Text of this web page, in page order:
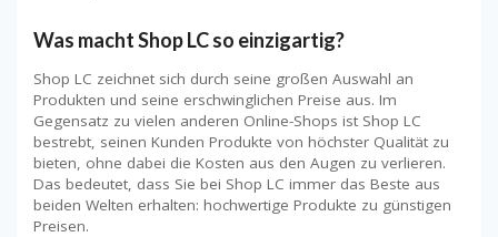
Was macht Shop LC so einzigartig?
Shop LC zeichnet sich durch seine großen Auswahl an
Produkten und seine erschwinglichen Preise aus. Im
Gegensatz zu vielen anderen Online-Shops ist Shop LC
bestrebt, seinen Kunden Produkte von höchster Qualität zu
bieten, ohne dabei die Kosten aus den Augen zu verlieren.
Das bedeutet, dass Sie bei Shop LC immer das Beste aus
beiden Welten erhalten: hochwertige Produkte zu günstigen
Preisen.